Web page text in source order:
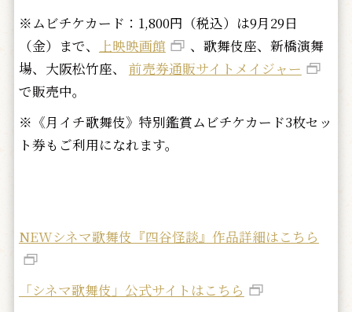
※ムビチケカード：1,800円（税込）は9月29日
（金）まで、
上映映画館
、歌舞伎座、新橋演舞
場、大阪松竹座、 前売券通販サイトメイジャー
で販売中。
※《月イチ歌舞伎》特別鑑賞ムビチケカード3枚セッ
ト券もご利用になれます。
NEWシネマ歌舞伎『四谷怪談』作品詳細はこちら
「シネマ歌舞伎」公式サイトはこちら